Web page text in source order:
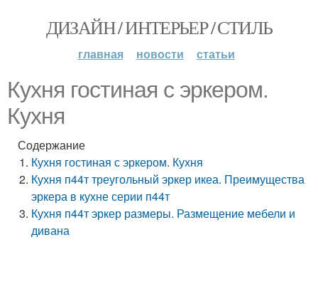
ДИЗАЙН / ИНТЕРЬЕР / СТИЛЬ
главная новости статьи
Кухня гостиная с эркером.
Кухня
Содержание
Кухня гостиная с эркером. Кухня
Кухня п44т треугольный эркер икеа. Преимущества
эркера в кухне серии п44т
Кухня п44т эркер размеры. Размещение мебели и
дивана